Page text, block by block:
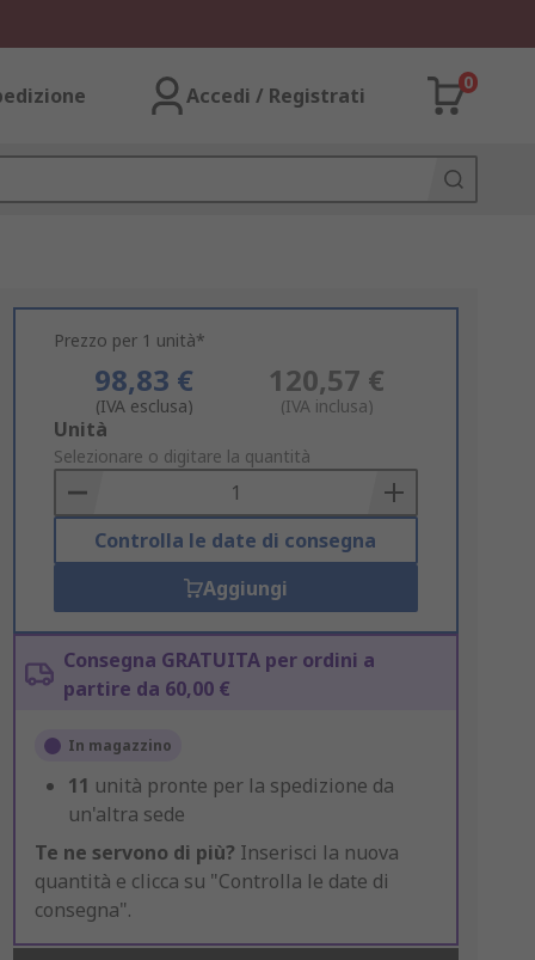
Accedi / Registrati
0
Prezzo per 1 unità*
98,83 €
(IVA esclusa)
120,57 €
(IVA inclusa)
Add
to
Basket
Unità
Selezionare o digitare la quantità
Controlla le date di consegna
Aggiungi
Consegna GRATUITA per ordini a
partire da 60,00 €
In magazzino
11 unità pronte per la spedizione da
un'altra sede
Te ne servono di più? Inserisci la nuova
quantità e clicca su "Controlla le date di
consegna".